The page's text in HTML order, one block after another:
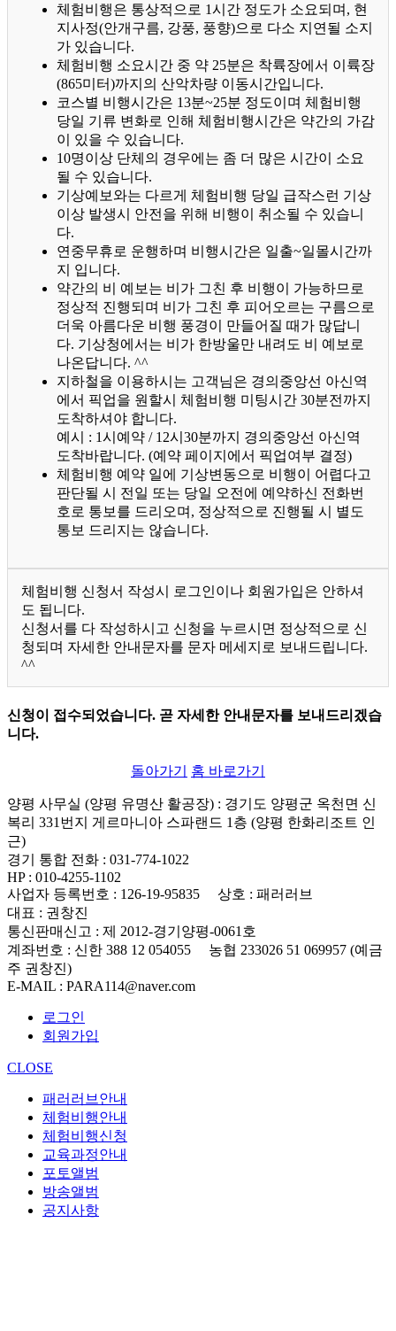
체험비행은 통상적으로 1시간 정도가 소요되며, 현
지사정(안개구름, 강풍, 풍향)으로 다소 지연될 소지
가 있습니다.
체험비행 소요시간 중 약 25분은 착륙장에서 이륙장
(865미터)까지의 산악차량 이동시간입니다.
코스별 비행시간은 13분~25분 정도이며 체험비행
당일 기류 변화로 인해 체험비행시간은 약간의 가감
이 있을 수 있습니다.
10명이상 단체의 경우에는 좀 더 많은 시간이 소요
될 수 있습니다.
기상예보와는 다르게 체험비행 당일 급작스런 기상
이상 발생시 안전을 위해 비행이 취소될 수 있습니
다.
연중무휴로 운행하며 비행시간은 일출~일몰시간까
지 입니다.
약간의 비 예보는 비가 그친 후 비행이 가능하므로
정상적 진행되며 비가 그친 후 피어오르는 구름으로
더욱 아름다운 비행 풍경이 만들어질 때가 많답니
다. 기상청에서는 비가 한방울만 내려도 비 예보로
나온답니다. ^^
지하철을 이용하시는 고객님은 경의중앙선 아신역
에서 픽업을 원할시 체험비행 미팅시간 30분전까지
도착하셔야 합니다.
예시 : 1시예약 / 12시30분까지 경의중앙선 아신역
도착바랍니다. (예약 페이지에서 픽업여부 결정)
체험비행 예약 일에 기상변동으로 비행이 어렵다고
판단될 시 전일 또는 당일 오전에 예약하신 전화번
호로 통보를 드리오며, 정상적으로 진행될 시 별도
통보 드리지는 않습니다.
체험비행 신청서 작성시 로그인이나 회원가입은 안하셔
도 됩니다.
신청서를 다 작성하시고 신청을 누르시면 정상적으로 신
청되며 자세한 안내문자를 문자 메세지로 보내드립니다.
^^
신청이 접수되었습니다. 곧 자세한 안내문자를 보내드리겠습
니다.
돌아가기 홈 바로가기
양평 사무실 (양평 유명산 활공장) : 경기도 양평군 옥천면 신
복리 331번지 게르마니아 스파랜드 1층 (양평 한화리조트 인
근)
경기 통합 전화 : 031-774-1022
HP: 010-4255-1102
사업자 등록번호 : 126-19-95835 상호 : 패러러브
대표 : 권창진
통신판매신고 : 제 2012-경기양평-0061호
계좌번호 : 신한 388 12 054055 농협 233026 51 069957 (예금
주 권창진)
E-MAIL : PARA114@naver.com
로그인
회원가입
CLOSE
패러러브안내
체험비행안내
체험비행신청
교육과정안내
포토앨범
방송앨범
공지사항